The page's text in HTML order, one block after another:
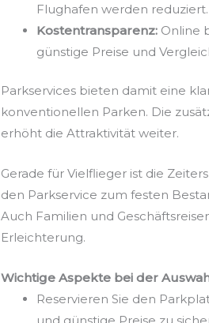
Flughafen werden reduziert.
Kostentransparenz: Online
günstige Preise und
Parkservices bieten damit eine
konventionellen Parken. Die
erhöht die Attraktivität weiter.
Gerade für Vielflieger ist die
den Parkservice zum festen
Auch Familien und
Erleichterung.
Wichtige Aspekte bei der
Reservieren Sie den